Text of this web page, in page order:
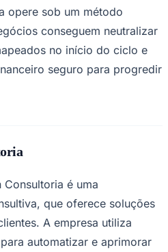
opere sob um método
conseguem neutralizar
no início do ciclo e
seguro para progredir
Consultoria é uma
que oferece soluções
A empresa utiliza
automatizar e aprimorar